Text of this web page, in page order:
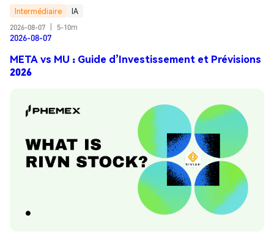
Intermédiaire
IA
2026-08-07
5-10m
2026-08-07
META vs MU : Guide d’Investissement et Prévisions
2026